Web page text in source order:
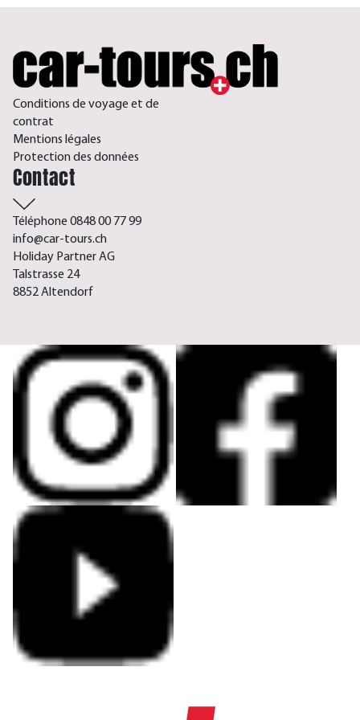
Conditions de voyage et de
contrat
Mentions légales
Protection des données
Contact
Téléphone 0848 00 77 99
info@car-tours.ch
Holiday Partner AG
Talstrasse 24
8852 Altendorf